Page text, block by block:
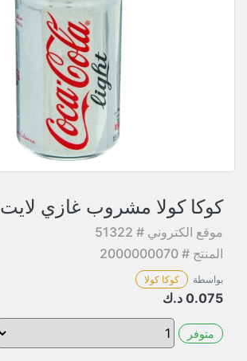
كوكا كولا مشروب غازي لايت 150 مل
موقع الكتروني # 51322
المنتج # 2000000070
بواسطة كوكا كولا
0.075 د.ك
متوفر